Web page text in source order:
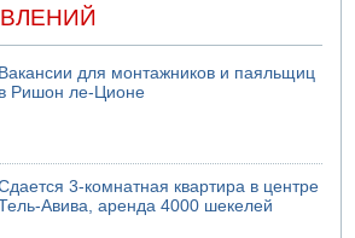
Вакансии для монтажников и паяльщиц
в Ришон ле-Ционе
3-комнатная квартира в центре
Авива, аренда 4000 шекелей